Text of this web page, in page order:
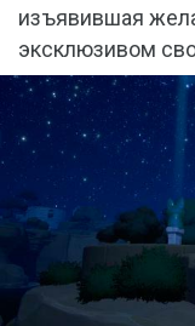
изъявившая
эксклюзивом